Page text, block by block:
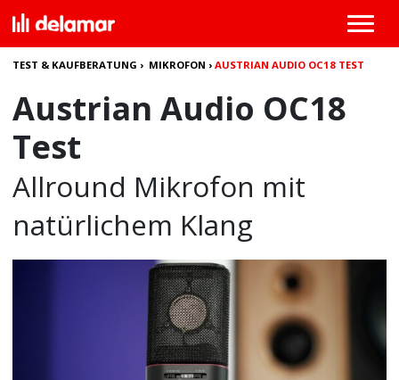
TEST & KAUFBERATUNG › MIKROFON ›AUSTRIAN AUDIO OC18 TEST
Austrian Audio OC18
Test
Allround Mikrofon mit
natürlichem Klang